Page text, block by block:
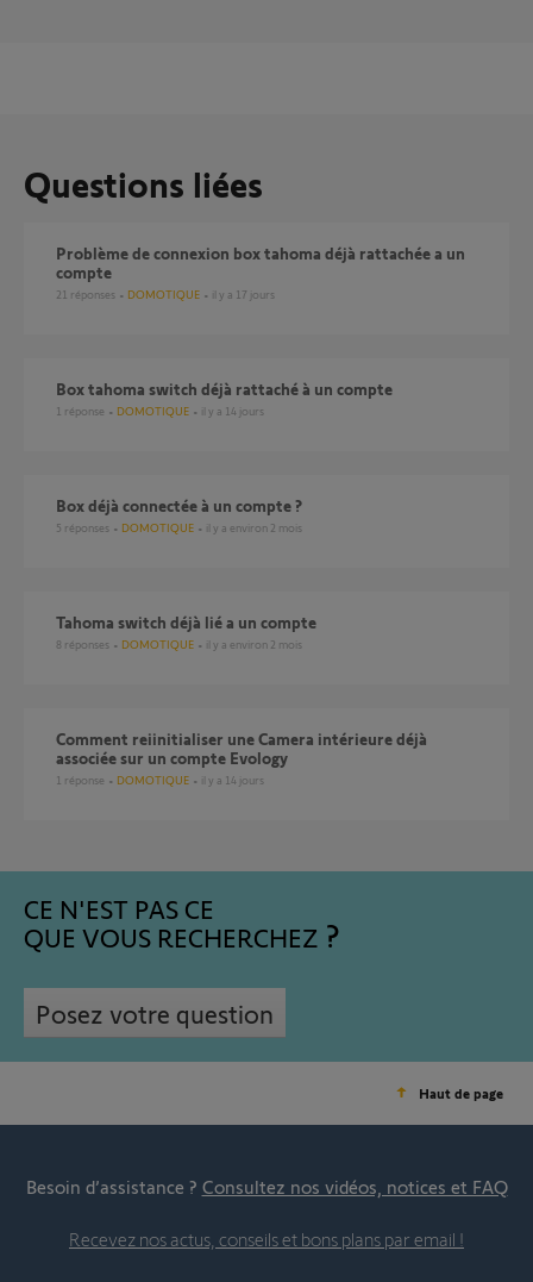
Questions liées
Problème de connexion box tahoma déjà rattachée a un
compte
21 réponses DOMOTIQUE il y a 17 jours
Box tahoma switch déjà rattaché à un compte
1 réponse DOMOTIQUE il y a 14 jours
Box déjà connectée à un compte ?
5 réponses DOMOTIQUE il y a environ 2 mois
Tahoma switch déjà lié a un compte
8 réponses DOMOTIQUE il y a environ 2 mois
Comment reiinitialiser une Camera intérieure déjà
associée sur un compte Evology
1 réponse DOMOTIQUE il y a 14 jours
CE N'EST PAS CE
QUE VOUS RECHERCHEZ
Posez votre question
Haut de page
Besoin d’assistance ? Consultez nos vidéos, notices et FAQ
Recevez nos actus, conseils et bons plans par email !